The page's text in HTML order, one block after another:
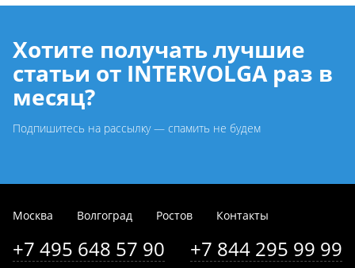
Хотите получать лучшие
статьи от INTERVOLGA раз в
месяц?
Подпишитесь на рассылку — спамить не будем
Москва Волгоград Ростов Контакты
+7 495 648 57 90
+7 844 295 99 99